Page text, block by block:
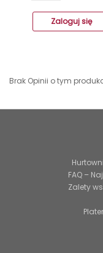
Zaloguj się
Brak Opinii o tym
FAQ –
Zalety